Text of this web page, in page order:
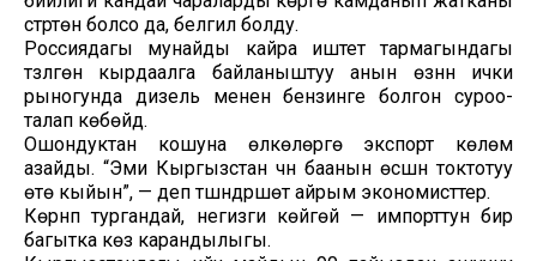
үстүртөн болсо да, белгилүү болду.
Россиядагы мунайды кайра иштетүү тармагындагы
түзүлгөн кырдаалга байланыштуу анын өзүнүн ички
рыногунда дизель менен бензинге болгон суроо-
талап көбөйдү.
Ошондуктан кошуна өлкөлөргө экспорт көлөмү
азайды. “Эми Кыргызстан үчүн баанын өсүшүн токтотуу
өтө кыйын”, — деп түшүндүрүшөт айрым экономисттер.
Көрүнүп тургандай, негизги көйгөй — импорттун бир
багытка көз карандылыгы.